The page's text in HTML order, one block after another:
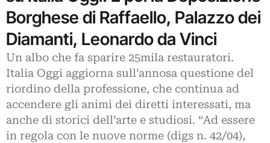
Borghese di Raffaello, Palazzo dei
Diamanti, Leonardo da Vinci
Un albo che fa sparire 25mila restauratori.
Italia Oggi aggiorna sull’annosa questione del
riordino della professione, che continua ad
accendere gli animi dei diretti interessati, ma
anche di storici dell’arte e studiosi. “Ad essere
in regola con le nuove norme (digs n. 42/04),